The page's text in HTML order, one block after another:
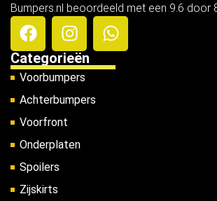
Bumpers.nl beoordeeld met een 9.6 door
Categorieën
Voorbumpers
Achterbumpers
Voorfront
Onderplaten
Spoilers
Zijskirts